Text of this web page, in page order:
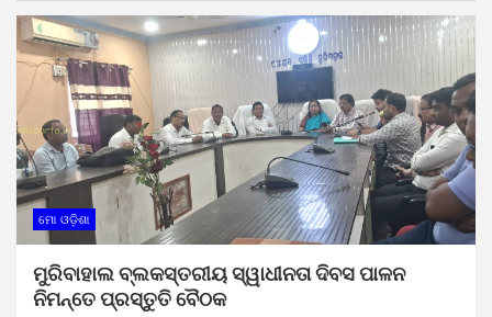
ମୋ ଓଡ଼ିଶା
ମୁରିବାହାଲ ବ୍ଲକସ୍ତରୀୟ ସ୍ୱାଧୀନତା ଦିବସ ପାଳନ
ନିମନ୍ତେ ପ୍ରସ୍ତୁତି ବୈଠକ